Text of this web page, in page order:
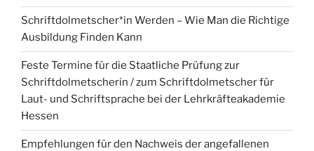
Schriftdolmetscher*in Werden – Wie Man die Richtige
Ausbildung Finden Kann
Feste Termine für die Staatliche Prüfung zur
Schriftdolmetscherin / zum Schriftdolmetscher für
Laut- und Schriftsprache bei der Lehrkräfteakademie
Hessen
Empfehlungen für den Nachweis der angefallenen